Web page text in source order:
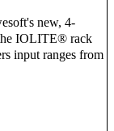
new, 4-
IOLITE® rack
input ranges from